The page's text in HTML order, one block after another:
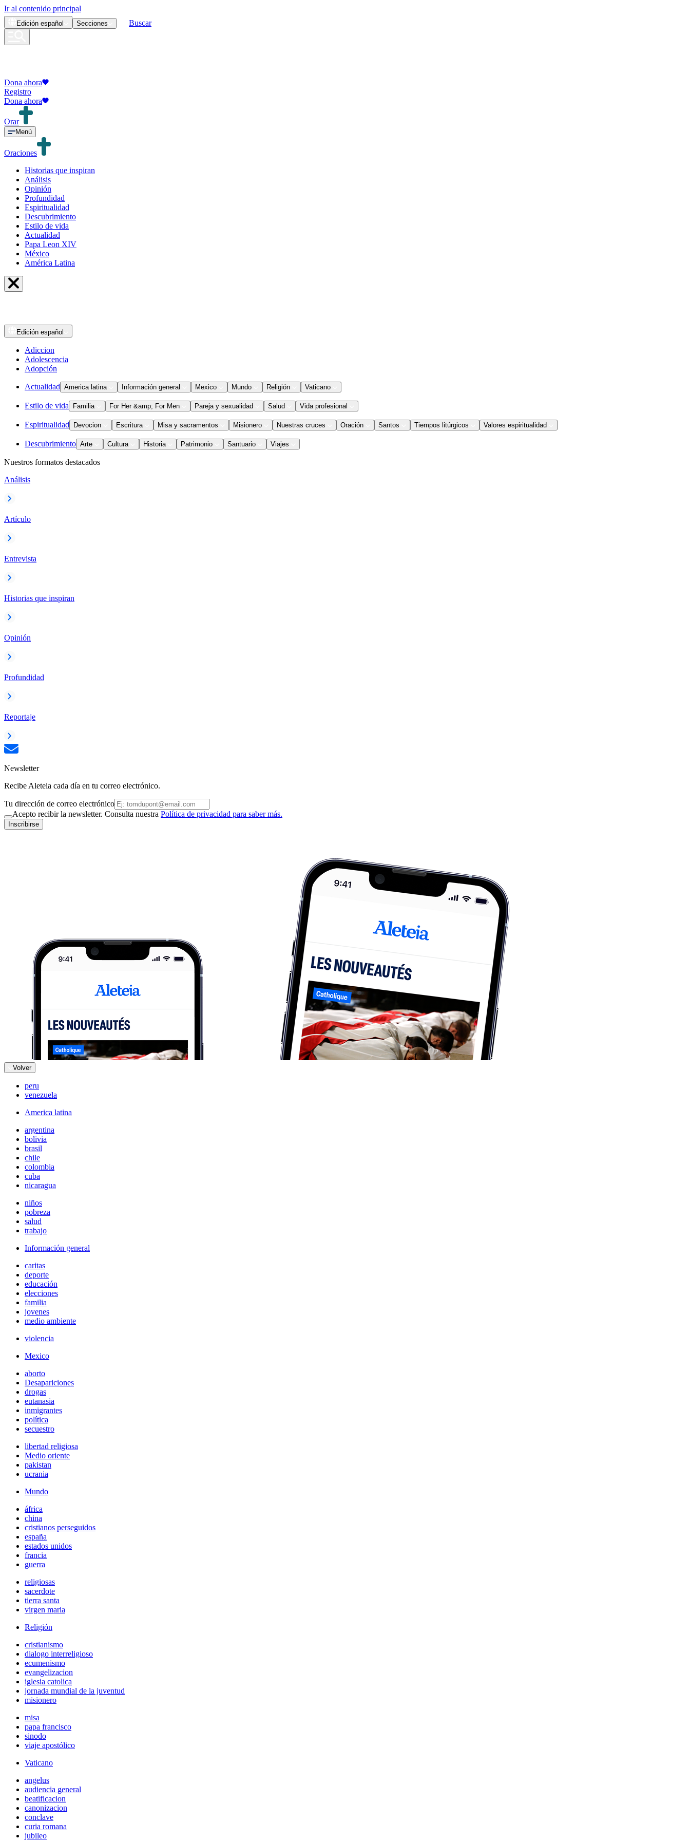
Ir al contenido principal
Edición español Secciones Buscar
Dona ahora
Registro
Dona ahora
Orar
Menú
Oraciones
Historias que inspiran
Análisis
Opinión
Profundidad
Espiritualidad
Descubrimiento
Estilo de vida
Actualidad
Papa Leon XIV
México
América Latina
Edición español
Adiccion
Adolescencia
Adopción
Actualidad America latina Información general Mexico Mundo Religión Vaticano
Estilo de vida Familia For Her &amp; For Men Pareja y sexualidad Salud Vida profesional
Espiritualidad Devocion Escritura Misa y sacramentos Misionero Nuestras cruces Oración Santos Tiempos litúrgicos Valores espiritualidad
Descubrimiento Arte Cultura Historia Patrimonio Santuario Viajes
Nuestros formatos destacados
Análisis
Artículo
Entrevista
Historias que inspiran
Opinión
Profundidad
Reportaje
Newsletter
Recibe Aleteia cada día en tu correo electrónico.
Tu dirección de correo electrónico
Acepto recibir la newsletter. Consulta nuestra Política de privacidad para saber más.
Inscribirse
Volver
peru
venezuela
America latina
argentina
bolivia
brasil
chile
colombia
cuba
nicaragua
niños
pobreza
salud
trabajo
Información general
caritas
deporte
educación
elecciones
familia
jovenes
medio ambiente
violencia
Mexico
aborto
Desapariciones
drogas
eutanasia
inmigrantes
política
secuestro
libertad religiosa
Medio oriente
pakistan
ucrania
Mundo
áfrica
china
cristianos perseguidos
españa
estados unidos
francia
guerra
religiosas
sacerdote
tierra santa
virgen maria
Religión
cristianismo
dialogo interreligioso
ecumenismo
evangelizacion
iglesia catolica
jornada mundial de la juventud
misionero
misa
papa francisco
sinodo
viaje apostólico
Vaticano
angelus
audiencia general
beatificacion
canonizacion
conclave
curia romana
jubileo